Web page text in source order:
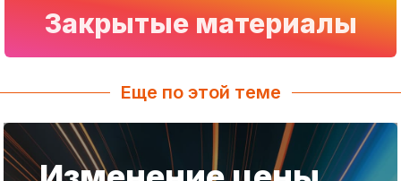
Закрытые материалы
Еще по этой теме